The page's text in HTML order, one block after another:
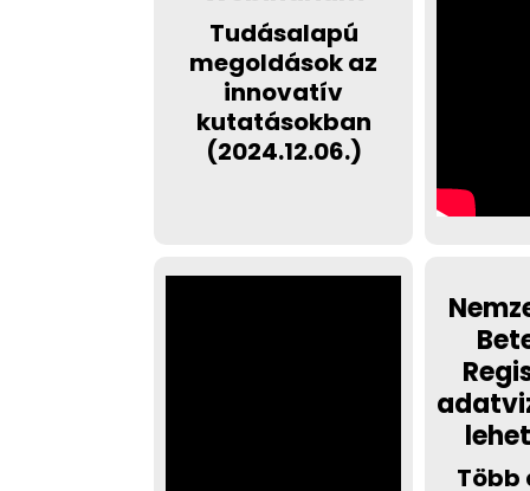
Tudásalapú
megoldások az
innovatív
kutatásokban
(2024.12.06.)
Több